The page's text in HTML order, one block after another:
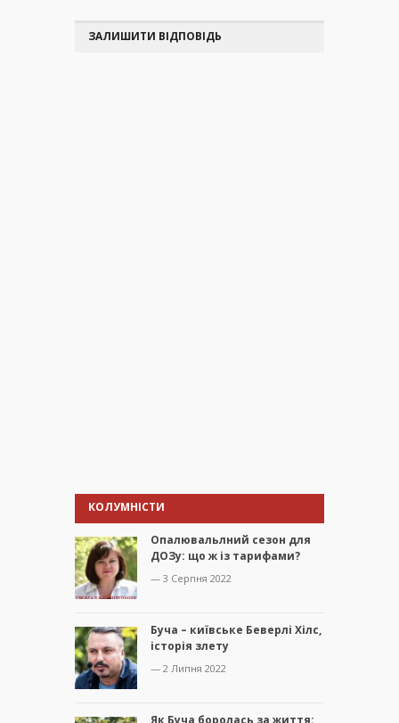
ЗАЛИШИТИ ВІДПОВІДЬ
КОЛУМНІСТИ
Опалювальлний сезон для
ДОЗу: що ж із тарифами?
— 3 Серпня 2022
Буча – київське Беверлі Хілс,
історія злету
— 2 Липня 2022